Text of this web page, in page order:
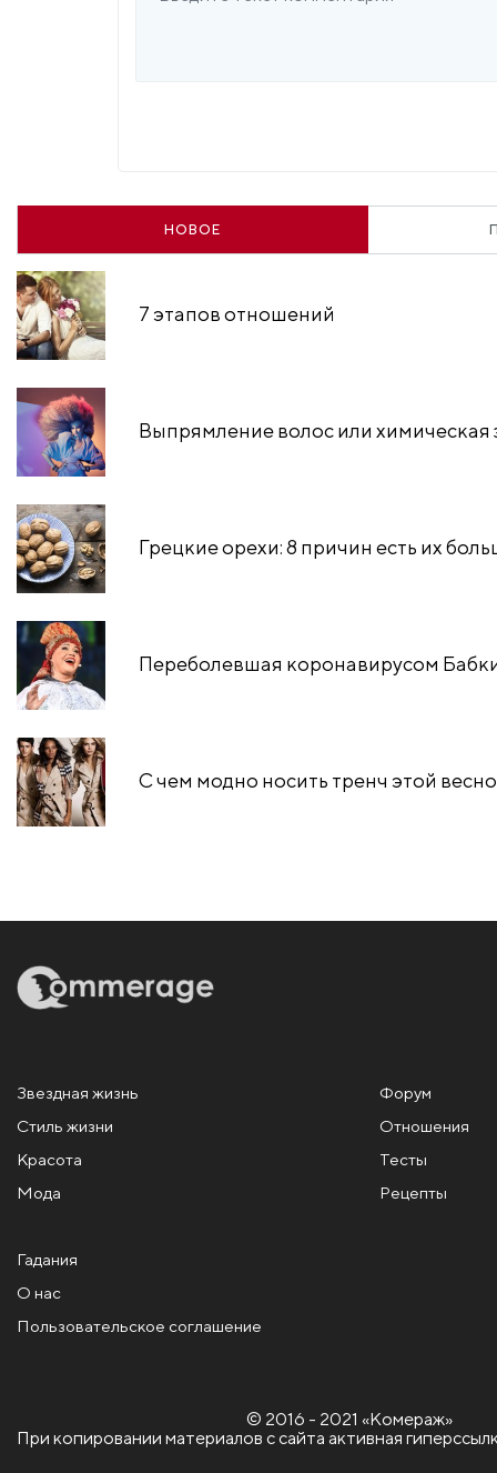
НОВОЕ
7 этапов отношений
Выпрямление волос или химическая
Грецкие орехи: 8 причин есть их
Переболевшая коронавирусом
С чем модно носить тренч этой
Звездная жизнь
Стиль жизни
Красота
Мода
Форум
Отношения
Тесты
Рецепты
Гадания
О нас
Пользовательское соглашение
© 2016 - 2021 «Комераж»
При копировании материалов с сайта активная